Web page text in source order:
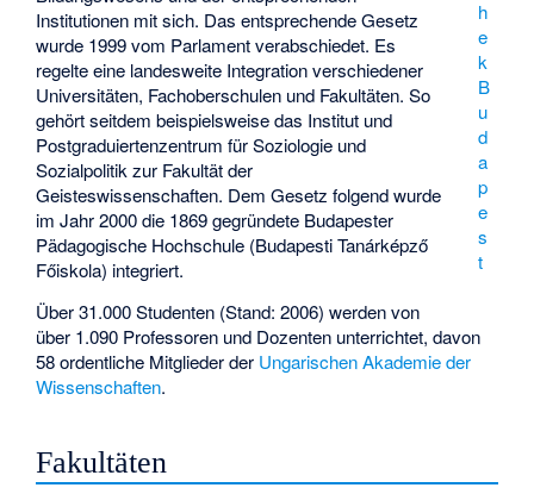
h
e
k
B
u
d
a
p
e
s
t
Institutionen mit sich. Das entsprechende Gesetz
wurde 1999 vom Parlament verabschiedet. Es
regelte eine landesweite Integration verschiedener
Universitäten, Fachoberschulen und Fakultäten. So
gehört seitdem beispielsweise das Institut und
Postgraduiertenzentrum für Soziologie und
Sozialpolitik zur Fakultät der
Geisteswissenschaften. Dem Gesetz folgend wurde
im Jahr 2000 die 1869 gegründete Budapester
Pädagogische Hochschule (Budapesti Tanárképző
Főiskola) integriert.
Über 31.000 Studenten (Stand: 2006) werden von
über 1.090 Professoren und Dozenten unterrichtet, davon
58 ordentliche Mitglieder der Ungarischen Akademie der
Wissenschaften.
Fakultäten